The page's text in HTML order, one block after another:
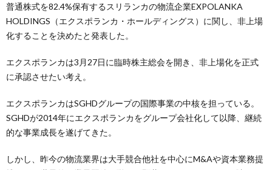
普通株式を82.4%保有するスリランカの物流企業EXPOLANKA
HOLDINGS（エクスポランカ・ホールディングス）に関し、非上場
化することを決めたと発表した。
エクスポランカは3月27日に臨時株主総会を開き、非上場化を正式
に承認させたい考え。
エクスポランカはSGHDグループの国際事業の中核を担っている。
SGHDが2014年にエクスポランカをグループ会社化して以降、継続
的な事業成長を遂げてきた。
しかし、昨今の物流業界は大手競合他社を中心にM&Aや資本業務提